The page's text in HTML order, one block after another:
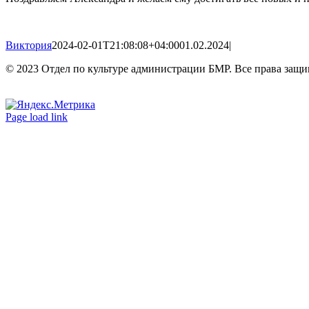
Виктория2024-02-01T21:08:08+04:0001.02.2024|
© 2023 Отдел по культуре администрации БМР. Все права
Вконтакте
Одноклассники
Page load link